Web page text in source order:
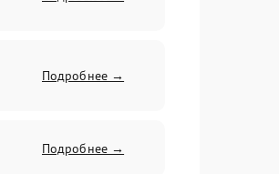
Подробнее →
Подробнее →